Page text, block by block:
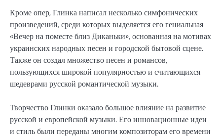
Кроме опер, Глинка написал несколько симфонических
произведений, среди которых выделяется его гениальная
«Вечер на поместе близ Диканьки», основанная на мотивах
украинских народных песен и городской бытовой сцене.
Также он создал множество песен и романсов,
пользующихся широкой популярностью и считающихся
шедеврами русской романтической музыки.
Творчество Глинки оказало большое влияние на развитие
русской и европейской музыки. Его инновационные идеи
и стиль были переданы многим композиторам его времени